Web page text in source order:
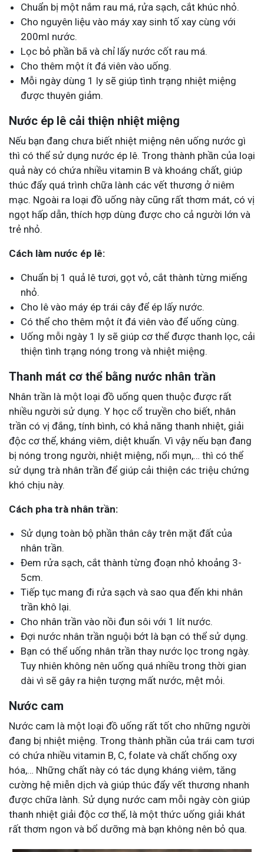
Chuẩn bị một nắm rau má, rửa sạch, cắt khúc nhỏ.
Cho nguyên liệu vào máy xay sinh tố xay cùng với
200ml nước.
Lọc bỏ phần bã và chỉ lấy nước cốt rau má.
Cho thêm một ít đá viên vào uống.
Mỗi ngày dùng 1 ly sẽ giúp tình trạng nhiệt miệng
được thuyên giảm.
Nước ép lê cải thiện nhiệt miệng
Nếu bạn đang chưa biết nhiệt miệng nên uống nước gì
thì có thể sử dụng nước ép lê. Trong thành phần của loại
quả này có chứa nhiều vitamin B và khoáng chất, giúp
thúc đẩy quá trình chữa lành các vết thương ở niêm
mạc. Ngoài ra loại đồ uống này cũng rất thơm mát, có vị
ngọt hấp dẫn, thích hợp dùng được cho cả người lớn và
trẻ nhỏ.
Cách làm nước ép lê:
Chuẩn bị 1 quả lê tươi, gọt vỏ, cắt thành từng miếng
nhỏ.
Cho lê vào máy ép trái cây để ép lấy nước.
Có thể cho thêm một ít đá viên vào để uống cùng.
Uống mỗi ngày 1 ly sẽ giúp cơ thể được thanh lọc, cải
thiện tình trạng nóng trong và nhiệt miệng.
Thanh mát cơ thể bằng nước nhân trần
Nhân trần là một loại đồ uống quen thuộc được rất
nhiều người sử dụng. Y học cổ truyền cho biết, nhân
trần có vị đắng, tính bình, có khả năng thanh nhiệt, giải
độc cơ thể, kháng viêm, diệt khuẩn. Vì vậy nếu bạn đang
bị nóng trong người, nhiệt miệng, nổi mụn,… thì có thể
sử dụng trà nhân trần để giúp cải thiện các triệu chứng
khó chịu này.
Cách pha trà nhân trần:
Sử dụng toàn bộ phần thân cây trên mặt đất của
nhân trần.
Đem rửa sạch, cắt thành từng đoạn nhỏ khoảng 3-
5cm.
Tiếp tục mang đi rửa sạch và sao qua đến khi nhân
trần khô lại.
Cho nhân trần vào nồi đun sôi với 1 lít nước.
Đợi nước nhân trần nguội bớt là bạn có thể sử dụng.
Bạn có thể uống nhân trần thay nước lọc trong ngày.
Tuy nhiên không nên uống quá nhiều trong thời gian
dài vì sẽ gây ra hiện tượng mất nước, mệt mỏi.
Nước cam
Nước cam là một loại đồ uống rất tốt cho những người
đang bị nhiệt miệng. Trong thành phần của trái cam tươi
có chứa nhiều vitamin B, C, folate và chất chống oxy
hóa,… Những chất này có tác dụng kháng viêm, tăng
cường hệ miễn dịch và giúp thúc đẩy vết thương nhanh
được chữa lành. Sử dụng nước cam mỗi ngày còn giúp
thanh nhiệt giải độc cơ thể, là một thức uống giải khát
rất thơm ngon và bổ dưỡng mà bạn không nên bỏ qua.